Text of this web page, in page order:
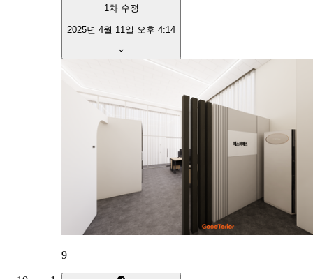
1 차 수정
2025년 4월 11일 오후 4:14
9